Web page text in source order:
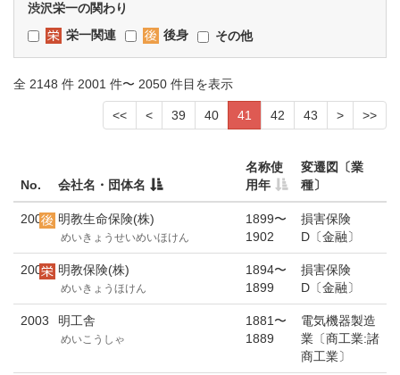
渋沢栄一の関わり
栄一関連
後身 その他
全 2148 件 2001 件〜 2050 件目を表示
<< < 39 40 41 42 43 > >>
No. 会社名・団体名
名称使
用年
変遷図〔業
種〕
2001 明教生命保険(株)
めいきょうせいめいほけん
1899〜
1902
損害保険
D〔金融〕
2002 明教保険(株)
めいきょうほけん
1894〜
1899
損害保険
D〔金融〕
2003 明工舎
めいこうしゃ
1881〜
1889
電気機器製造
業〔商工業:諸
商工業〕